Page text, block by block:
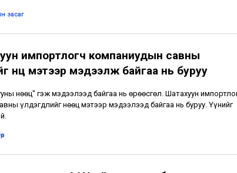
засаг
импортлогч компаниудын савны
нөөц мэтээр мэдээлж байгаа нь буруу
нөөц" гэж мэдээлээд байгаа нь өрөөсгөл. Шатахуун
үлдэгдлийг нөөц мэтээр мэдээлээд байгаа нь буруу. Үүнийг